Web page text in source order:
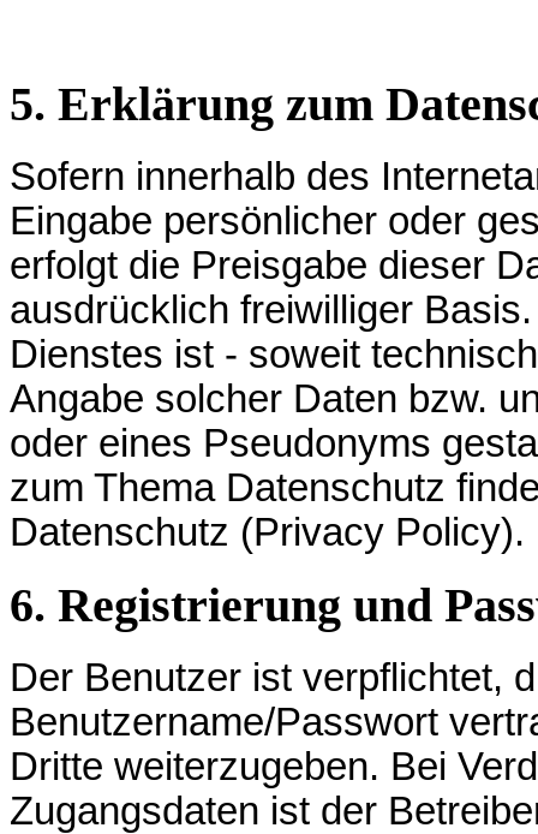
5. Erklärung zum
Sofern innerhalb des
Eingabe persönlicher oder
erfolgt die Preisgabe dieser
ausdrücklich freiwilliger
Dienstes ist - soweit
Angabe solcher Daten bzw.
oder eines Pseudonyms
zum Thema Datenschutz
Datenschutz (Privacy Policy).
6. Registrierung und
Der Benutzer ist verpflichtet,
Benutzername/Passwort
Dritte weiterzugeben. Bei
Zugangsdaten ist der